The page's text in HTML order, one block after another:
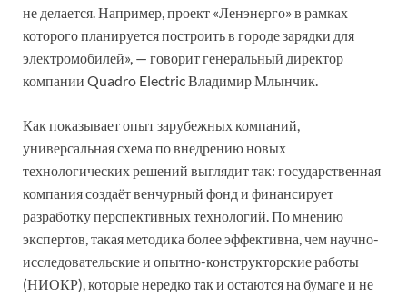
не делается. Например, проект «Ленэнерго» в рамках
которого планируется построить в городе зарядки для
электромобилей», — говорит генеральный директор
компании Quadro Electric Владимир Млынчик.
Как показывает опыт зарубежных компаний,
универсальная схема по внедрению новых
технологических решений выглядит так: государственная
компания создаёт венчурный фонд и финансирует
разработку перспективных технологий. По мнению
экспертов, такая методика более эффективна, чем научно-
исследовательские и опытно-конструкторские работы
(НИОКР), которые нередко так и остаются на бумаге и не